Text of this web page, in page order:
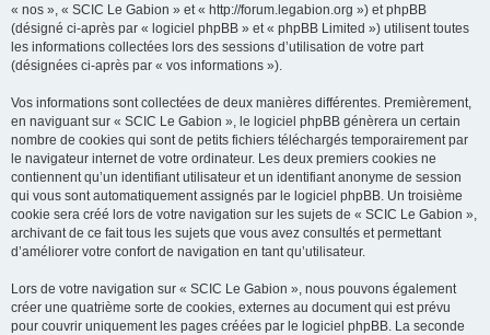
« nos », « SCIC Le Gabion » et « http://forum.legabion.org ») et phpBB
(désigné ci-après par « logiciel phpBB » et « phpBB Limited ») utilisent toutes
les informations collectées lors des sessions d’utilisation de votre part
(désignées ci-après par « vos informations »).
Vos informations sont collectées de deux manières différentes. Premièrement,
en naviguant sur « SCIC Le Gabion », le logiciel phpBB génèrera un certain
nombre de cookies qui sont de petits fichiers téléchargés temporairement par
le navigateur internet de votre ordinateur. Les deux premiers cookies ne
contiennent qu’un identifiant utilisateur et un identifiant anonyme de session
qui vous sont automatiquement assignés par le logiciel phpBB. Un troisième
cookie sera créé lors de votre navigation sur les sujets de « SCIC Le Gabion »,
archivant de ce fait tous les sujets que vous avez consultés et permettant
d’améliorer votre confort de navigation en tant qu’utilisateur.
Lors de votre navigation sur « SCIC Le Gabion », nous pouvons également
créer une quatrième sorte de cookies, externes au document qui est prévu
pour couvrir uniquement les pages créées par le logiciel phpBB. La seconde